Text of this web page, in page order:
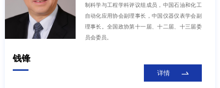
制科学与工程学科评议组成员，中国石油和化工
自动化应用协会副理事长，中国仪器仪表学会副
理事长。全国政协第十一届、十二届、十三届委
员会委员。
钱锋
详情